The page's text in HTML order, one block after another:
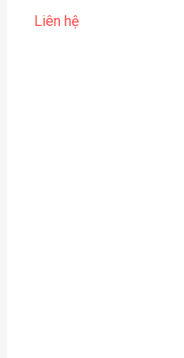
Liên hệ